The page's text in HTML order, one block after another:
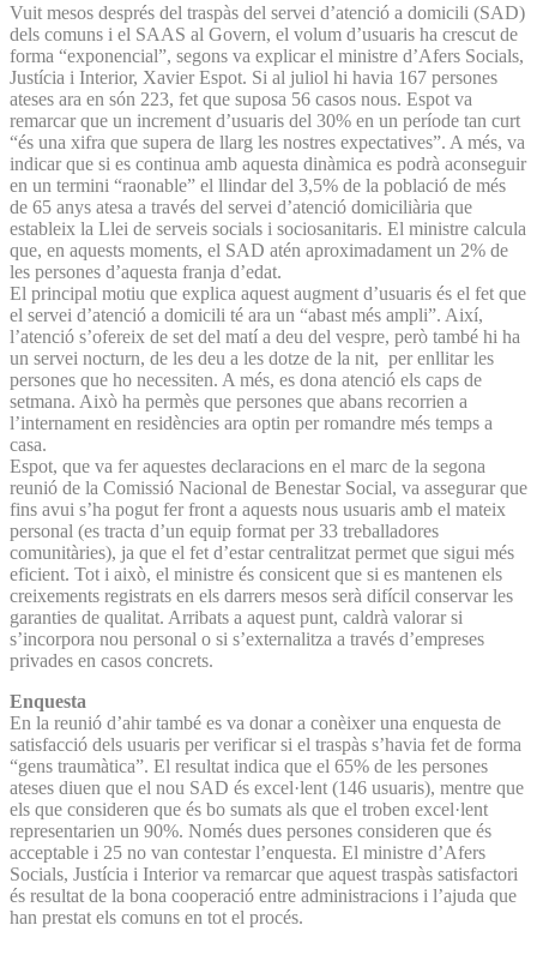
Vuit mesos després del traspàs del servei d’atenció a domicili (SAD)
dels comuns i el SAAS al Govern, el volum d’usuaris ha crescut de
forma “exponencial”, segons va explicar el ministre d’Afers Socials,
Justícia i Interior, Xavier Espot. Si al juliol hi havia 167 persones
ateses ara en són 223, fet que suposa 56 casos nous. Espot va
remarcar que un increment d’usuaris del 30% en un període tan curt
“és una xifra que supera de llarg les nostres expectatives”. A més, va
indicar que si es continua amb aquesta dinàmica es podrà aconseguir
en un termini “raonable” el llindar del 3,5% de la població de més
de 65 anys atesa a través del servei d’atenció domiciliària que
estableix la Llei de serveis socials i sociosanitaris. El ministre calcula
que, en aquests moments, el SAD atén aproximadament un 2% de
les persones d’aquesta franja d’edat.
El principal motiu que explica aquest augment d’usuaris és el fet que
el servei d’atenció a domicili té ara un “abast més ampli”. Així,
l’atenció s’ofereix de set del matí a deu del vespre, però també hi ha
un servei nocturn, de les deu a les dotze de la nit, per enllitar les
persones que ho necessiten. A més, es dona atenció els caps de
setmana. Això ha permès que persones que abans recorrien a
l’internament en residències ara optin per romandre més temps a
casa.
Espot, que va fer aquestes declaracions en el marc de la segona
reunió de la Comissió Nacional de Benestar Social, va assegurar que
fins avui s’ha pogut fer front a aquests nous usuaris amb el mateix
personal (es tracta d’un equip format per 33 treballadores
comunitàries), ja que el fet d’estar centralitzat permet que sigui més
eficient. Tot i això, el ministre és consicent que si es mantenen els
creixements registrats en els darrers mesos serà difícil conservar les
garanties de qualitat. Arribats a aquest punt, caldrà valorar si
s’incorpora nou personal o si s’externalitza a través d’empreses
privades en casos concrets.
Enquesta
En la reunió d’ahir també es va donar a conèixer una enquesta de
satisfacció dels usuaris per verificar si el traspàs s’havia fet de forma
“gens traumàtica”. El resultat indica que el 65% de les persones
ateses diuen que el nou SAD és excel·lent (146 usuaris), mentre que
els que consideren que és bo sumats als que el troben excel·lent
representarien un 90%. Només dues persones consideren que és
acceptable i 25 no van contestar l’enquesta. El ministre d’Afers
Socials, Justícia i Interior va remarcar que aquest traspàs satisfactori
és resultat de la bona cooperació entre administracions i l’ajuda que
han prestat els comuns en tot el procés.